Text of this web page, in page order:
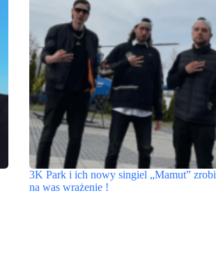
3K Park i ich nowy singiel „Mamut” zrobi
na was wrażenie !